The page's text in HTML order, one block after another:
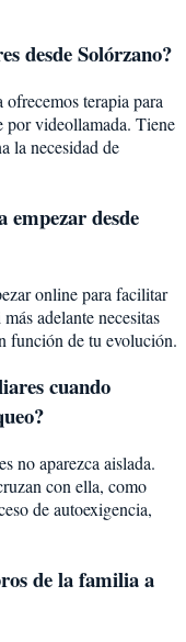
desdeSolórzano?
terapia para
videollamada. Tiene
la necesidad de
desde
online para facilitar
adelante necesitas
función de tu evolución.
cuando
no aparezca aislada.
con ella, como
de autoexigencia,
de la familia a